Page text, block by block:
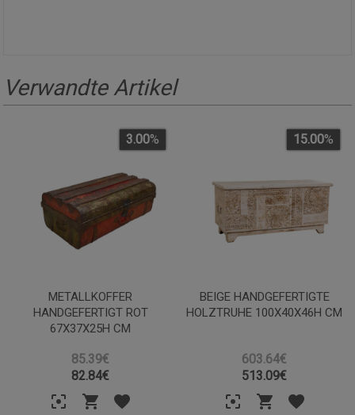
Verwandte Artikel
METALLKOFFER
HANDGEFERTIGT ROT
67X37X25H CM
85.39€
3.00%
82.84€
BEIGE HANDGEFERTIGTE
HOLZTRUHE 100X40X46H CM
603.64€
15.00%
513.09€